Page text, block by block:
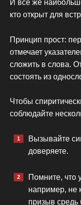
И всё же
кто открыт для
Принцип прост:
отмечает
сложить в слова.
состоять из
Чтобы
соблюдайте
Вызывайте
доверяете.
Помните, что
например, не
призыв средь